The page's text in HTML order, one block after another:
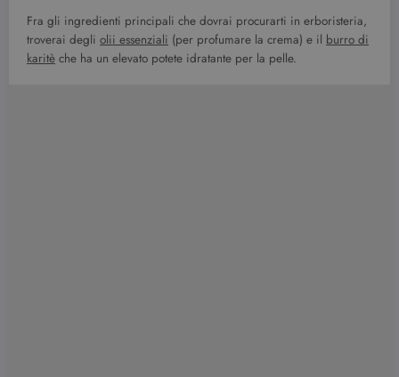
Fra gli ingredienti principali che dovrai procurarti in erboristeria,
troverai degli olii essenziali (per profumare la crema) e il burro di
karitè che ha un elevato potete idratante per la pelle.